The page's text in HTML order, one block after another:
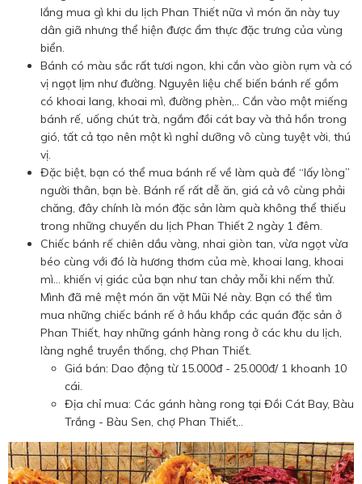
lắng mua gì khi du lịch Phan Thiết nữa vì món ăn này tuy
dân giã nhưng thể hiện được ẩm thực đặc trưng của vùng
biển.
Bánh có màu sắc rất tươi ngon, khi cắn vào giòn rụm và có
vị ngọt lịm như đường. Nguyên liệu chế biến bánh rế gồm
có khoai lang, khoai mì, đường phèn,.. Cắn vào một miếng
bánh rế, uống chút trà, ngắm đồi cát bay và thả hồn trong
gió, tất cả tạo nên một kì nghỉ dưỡng vô cùng tuyệt vời, thú
vị.
Đặc biệt, bạn có thể mua bánh rế về làm quà để “lấy lòng”
người thân, bạn bè. Bánh rế rất dễ ăn, giá cả vô cùng phải
chăng, đây chính là món đặc sản làm quà không thể thiếu
trong những chuyến du lịch Phan Thiết 2 ngày 1 đêm.
Chiếc bánh rế chiên dầu vàng, nhai giòn tan, vừa ngọt vừa
béo cùng với đó là hương thơm của mè, khoai lang, khoai
mì… khiến vị giác của bạn như tan chảy mỗi khi nếm thử.
Mình đã mê mệt món ăn vặt Mũi Né này. Bạn có thể tìm
mua những chiếc bánh rế ở hầu khắp các quán đặc sản ở
Phan Thiết, hay những gánh hàng rong ở các khu du lịch,
làng nghề truyền thống, chợ Phan Thiết.
Giá bán: Dao động từ 15.000đ - 25.000đ/ 1 khoanh 10
cái.
Địa chỉ mua: Các gánh hàng rong tại Đồi Cát Bay, Bàu
Trắng - Bàu Sen, chợ Phan Thiết,..